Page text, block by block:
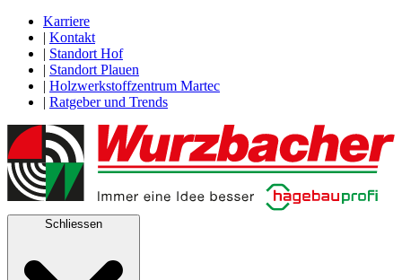
Karriere
| Kontakt
| Standort Hof
| Standort Plauen
| Holzwerkstoffzentrum Martec
| Ratgeber und Trends
Schliessen